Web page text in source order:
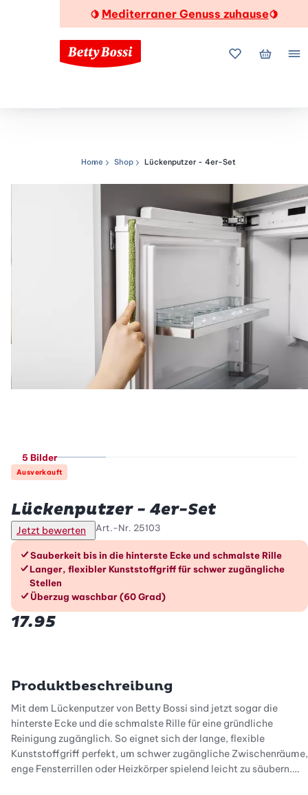
🍋 Mediterraner Genuss zuhause🍋
MeineMein
Navigationspfad
Home Shop Lückenputzer - 4er-Set
5 Bilder
Ausverkauft
Lückenputzer - 4er-Set
Jetzt bewerten Art.-Nr. 25103
Die Vorteile im Überblick
Sauberkeit bis in die hinterste Ecke und schmalste Rille
Langer, flexibler Kunststoffgriff für schwer zugängliche
Stellen
Überzug waschbar (60 Grad)
17.95
Produktbeschreibung
Mit dem Lückenputzer von Betty Bossi sind jetzt sogar die
hinterste Ecke und die schmalste Rille für eine gründliche
Reinigung zugänglich. So eignet sich der lange, flexible
Kunststoffgriff perfekt, um schwer zugängliche Zwischenräume,
enge Fensterrillen oder Heizkörper spielend leicht zu säubern.